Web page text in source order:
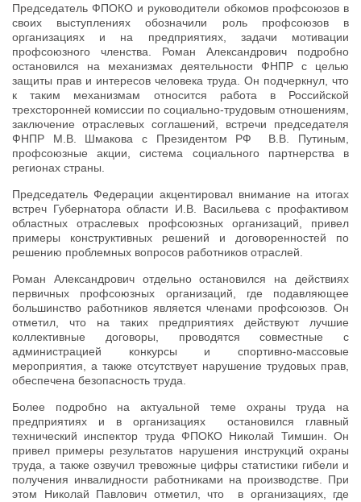
Председатель ФПОКО и руководители обкомов профсоюзов в
своих выступлениях обозначили роль профсоюзов в
организациях и на предприятиях, задачи мотивации
профсоюзного членства. Роман Александрович подробно
остановился на механизмах деятельности ФНПР с целью
защиты прав и интересов человека труда. Он подчеркнул, что
к таким механизмам относится работа в Российской
трехсторонней комиссии по социально-трудовым отношениям,
заключение отраслевых соглашений, встречи председателя
ФНПР М.В. Шмакова с Президентом РФ В.В. Путиным,
профсоюзные акции, система социального партнерства в
регионах страны.
Председатель Федерации акцентировал внимание на итогах
встреч Губернатора области И.В. Васильева с профактивом
областных отраслевых профсоюзных организаций, привел
примеры конструктивных решений и договоренностей по
решению проблемных вопросов работников отраслей.
Роман Александрович отдельно остановился на действиях
первичных профсоюзных организаций, где подавляющее
большинство работников является членами профсоюзов. Он
отметил, что на таких предприятиях действуют лучшие
коллективные договоры, проводятся совместные с
администрацией конкурсы и спортивно-массовые
мероприятия, а также отсутствует нарушение трудовых прав,
обеспечена безопасность труда.
Более подробно на актуальной теме охраны труда на
предприятиях и в организациях остановился главный
технический инспектор труда ФПОКО Николай Тимшин. Он
привел примеры результатов нарушения инструкций охраны
труда, а также озвучил тревожные цифры статистики гибели и
получения инвалидности работниками на производстве. При
этом Николай Павлович отметил, что в организациях, где